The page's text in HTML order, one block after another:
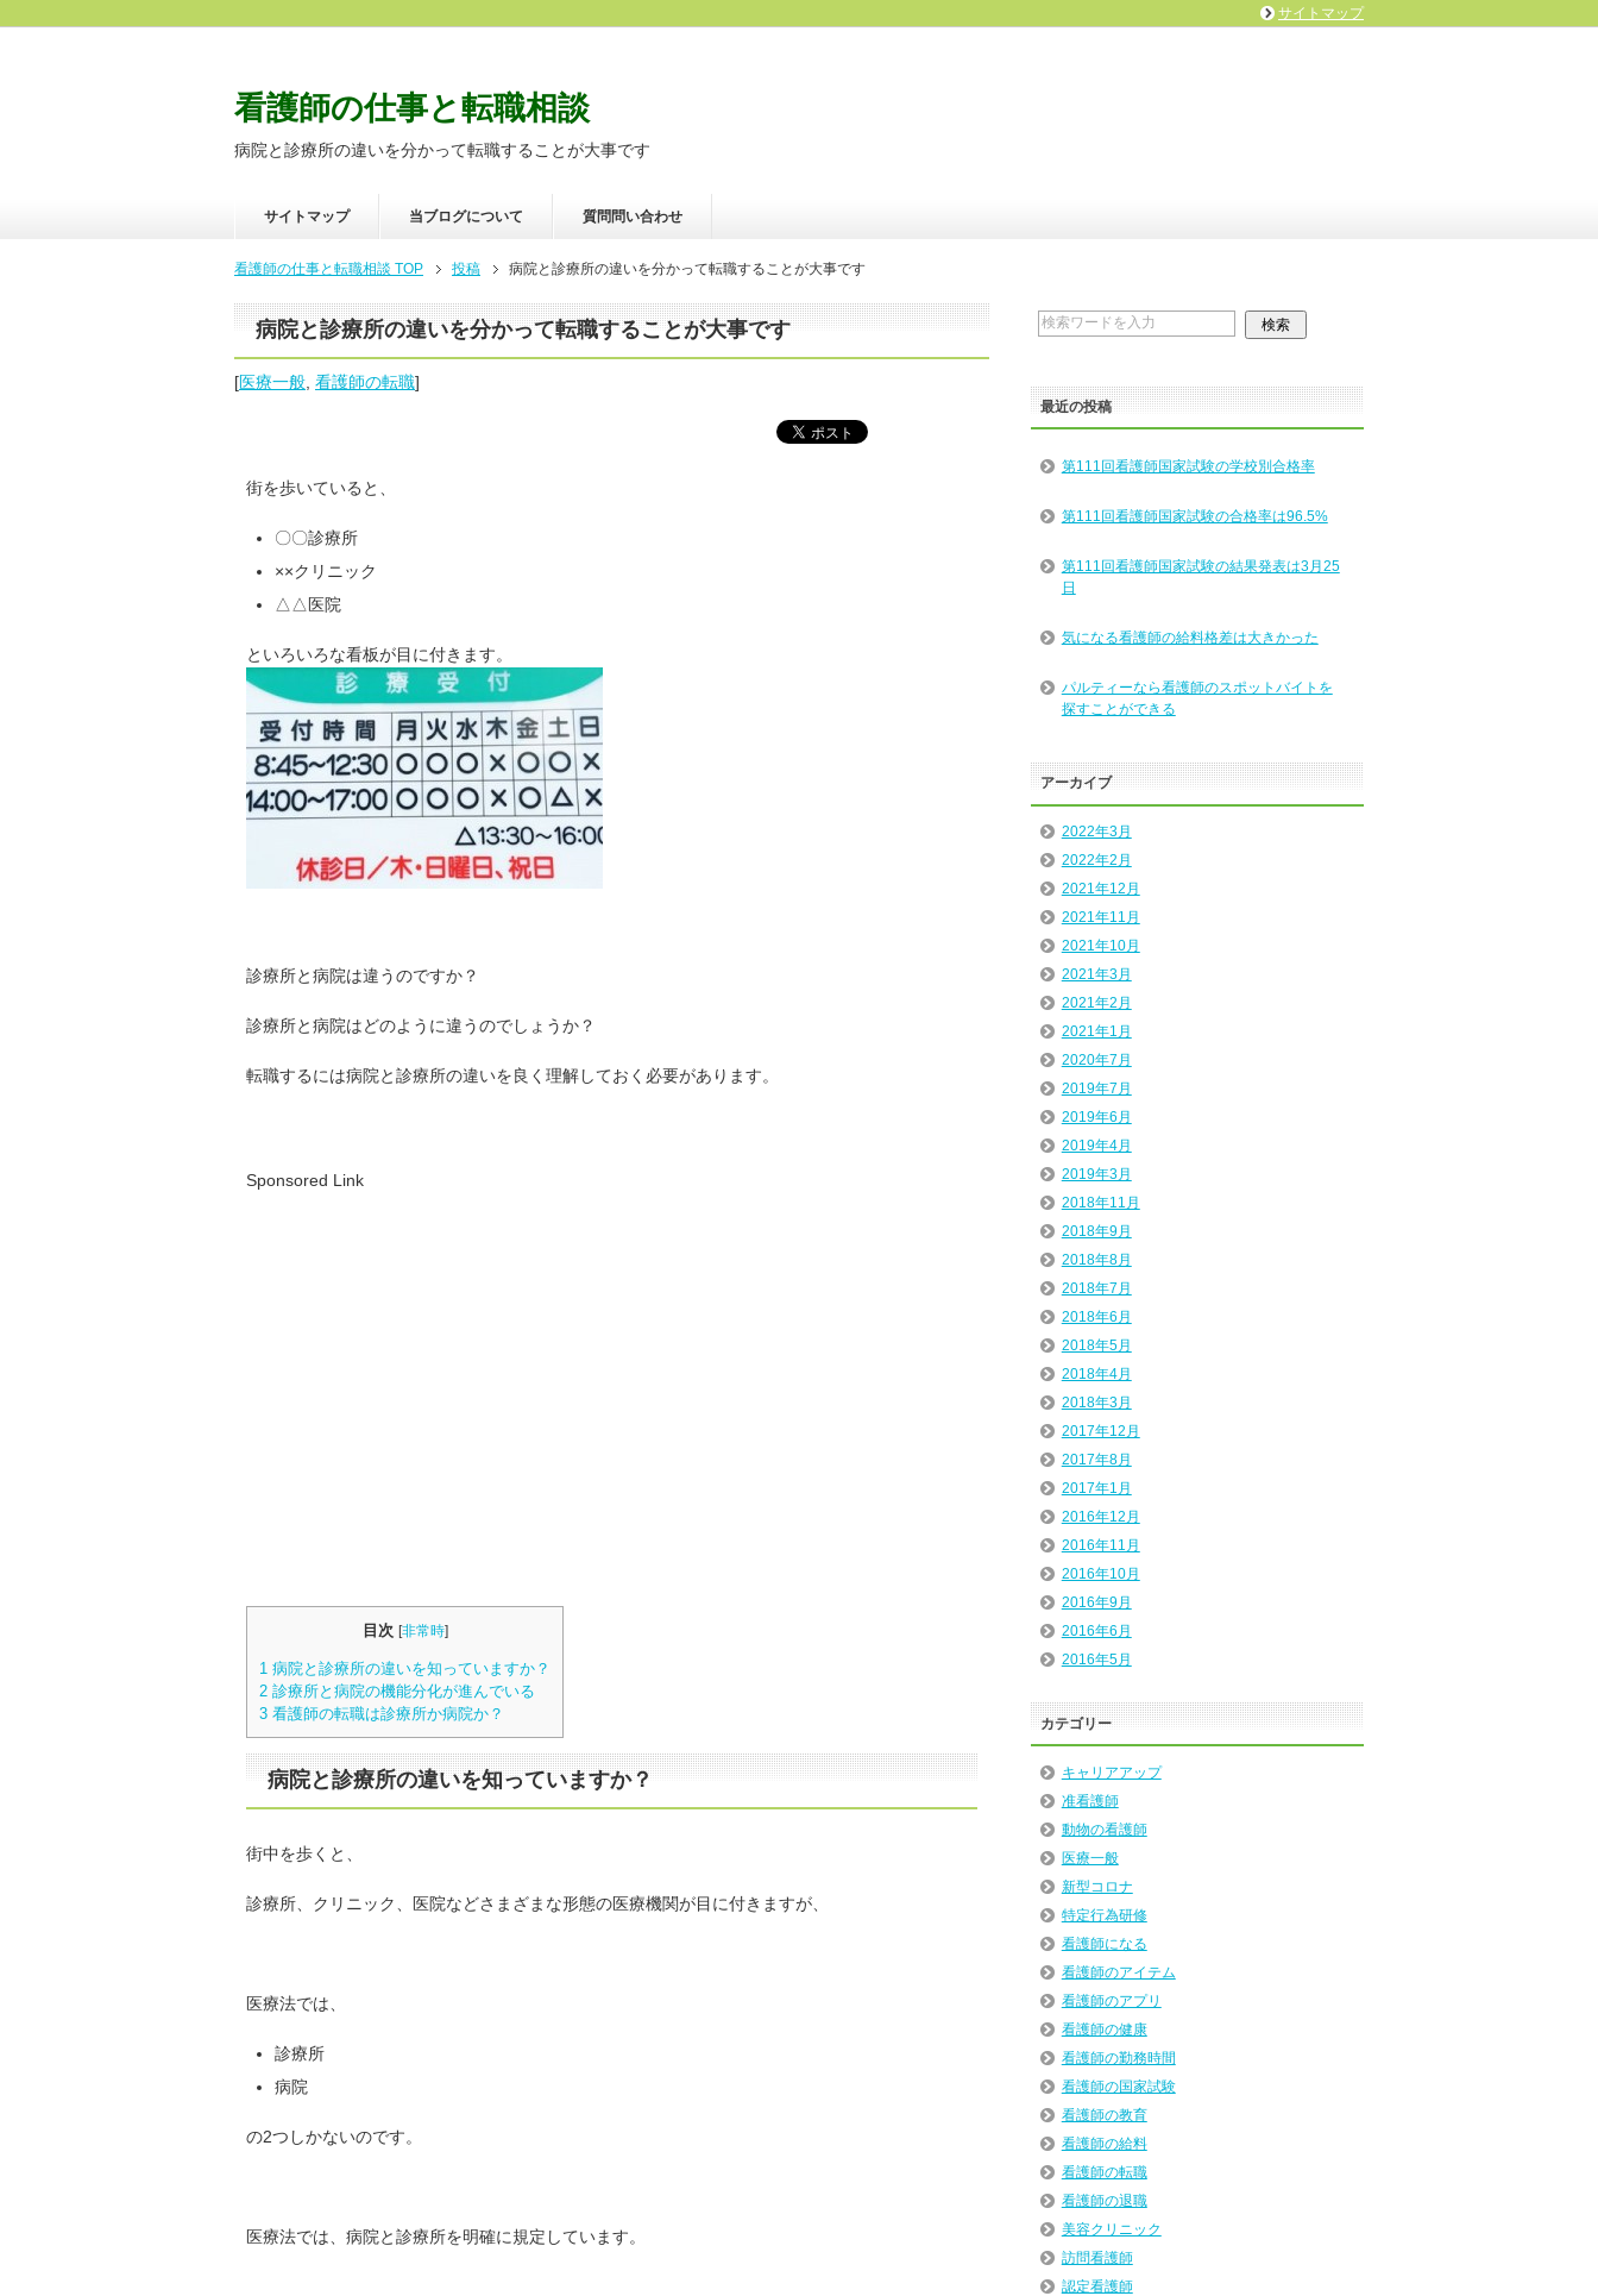
看護師の仕事と転職相談
病院と診療所の違いを分かって転職することが大事です
サイトマップ 当ブログについて 質問問い合わせ
看護師の仕事と転職相談 TOP 投稿 病院と診療所の違いを分かって転職することが大事です
病院と診療所の違いを分かって転職することが大事です
[医療一般 看護師の転職]
街を歩いていると、
〇〇診療所
××クリニック
△△医院
といろいろな看板が目に付きます。
診療所と病院は違うのですか？
診療所と病院はどのように違うのでしょうか？
転職するには病院と診療所の違いを良く理解しておく必要があります。
Sponsored Link
目次 [非常時]
1 病院と診療所の違いを知っていますか？
2 診療所と病院の機能分化が進んでいる
3 看護師の転職は診療所か病院か？
病院と診療所の違いを知っていますか？
街中を歩くと、
診療所、クリニック、医院などさまざまな形態の医療機関が目に付きますが、
医療法では、
診療所
病院
の2つしかないのです。
医療法では、病院と診療所を明確に規定しています。
最近の投稿
第111回看護師国家試験の学校別合格率
第111回看護師国家試験の合格率は96.5%
第111回看護師国家試験の結果発表は3月25
日
気になる看護師の給料格差は大きかった
パルティーなら看護師のスポットバイトを
探すことができる
アーカイブ
2022年3月
2022年2月
2021年12月
2021年11月
2021年10月
2021年3月
2021年2月
2021年1月
2020年7月
2019年7月
2019年6月
2019年4月
2019年3月
2018年11月
2018年9月
2018年8月
2018年7月
2018年6月
2018年5月
2018年4月
2018年3月
2017年12月
2017年8月
2017年1月
2016年12月
2016年11月
2016年10月
2016年9月
2016年6月
2016年5月
カテゴリー
キャリアアップ
准看護師
動物の看護師
医療一般
新型コロナ
特定行為研修
看護師になる
看護師のアイテム
看護師のアプリ
看護師の健康
看護師の勤務時間
看護師の国家試験
看護師の教育
看護師の給料
看護師の転職
看護師の退職
美容クリニック
訪問看護師
認定看護師
サイトマップ